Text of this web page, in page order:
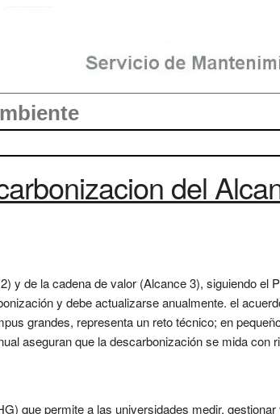
del
y de la cadena de valor (Alcance 3), siguiendo el
y debe actualizarse anualmente. el
grandes, representa un reto técnico; en
aseguran que la descarbonización se mida con
que permite a las universidades medir,